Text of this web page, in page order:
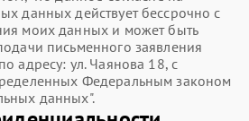
данных действует бессрочно с
моих данных и может быть
письменного заявления
адресу: ул. Чаянова 18, с
Федеральным законом
данных".